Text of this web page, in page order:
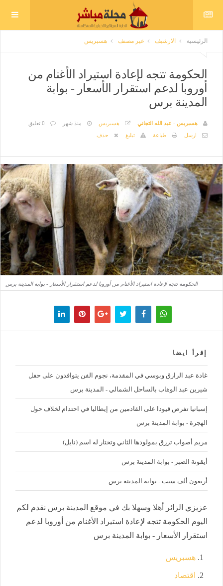
الرئيسية الارشيف غير مصنف هسبريس
الحكومة تتجه لإعادة استيراد الأغنام من
أوروبا لدعم استقرار الأسعار - بوابة
المدينة برس
هسبريس - عبد الله التجاني هسبريس منذ شهر
0 تعليق
ارسل
طباعة تبليغ حذف
الحكومة تتجه لإعادة استيراد الأغنام من أوروبا لدعم استقرار الأسعار - بوابة المدينة برس
إقرأ ايضا
غادة عبد الرازق وبوسي في المقدمة، نجوم الفن يتوافدون على حفل
شيرين عبد الوهاب بالساحل الشمالي - المدينة برس
إسبانيا تفرض قيودا على القادمين من إيطاليا في احتدام لخلاف حول
الهجرة - بوابة المدينة برس
مريم أصواب ترزق بمولودها الثاني وتختار له اسم (نايل)
أيقونة الصبر - بوابة المدينة برس
أربعون ألف سبب - بوابة المدينة برس
عزيزي الزائر أهلا وسهلا بك في موقع المدينة برس نقدم لكم
اليوم الحكومة تتجه لإعادة استيراد الأغنام من أوروبا لدعم
استقرار الأسعار - بوابة المدينة برس
هسبريس
اقتصاد